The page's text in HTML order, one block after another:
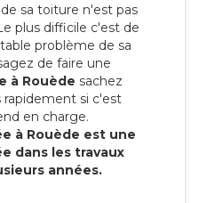
sa toiture n'est pas
plus difficile c'est de
problème de sa
de faire une
à Rouède sachez
rapidement si c'est
en charge.
à Rouède est une
dans les travaux
années.